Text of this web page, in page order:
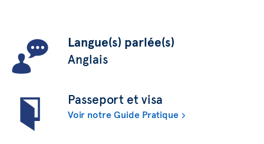
Langue(s) parlée(s)
Anglais
Passeport et visa
Voir notre Guide Pratique